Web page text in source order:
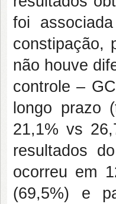
foi
constipação,
não houve
controle –
longo prazo
21,1% vs
resultados
ocorreu em
(69,5%) e